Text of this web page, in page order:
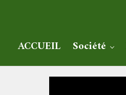
ACCUEIL Société